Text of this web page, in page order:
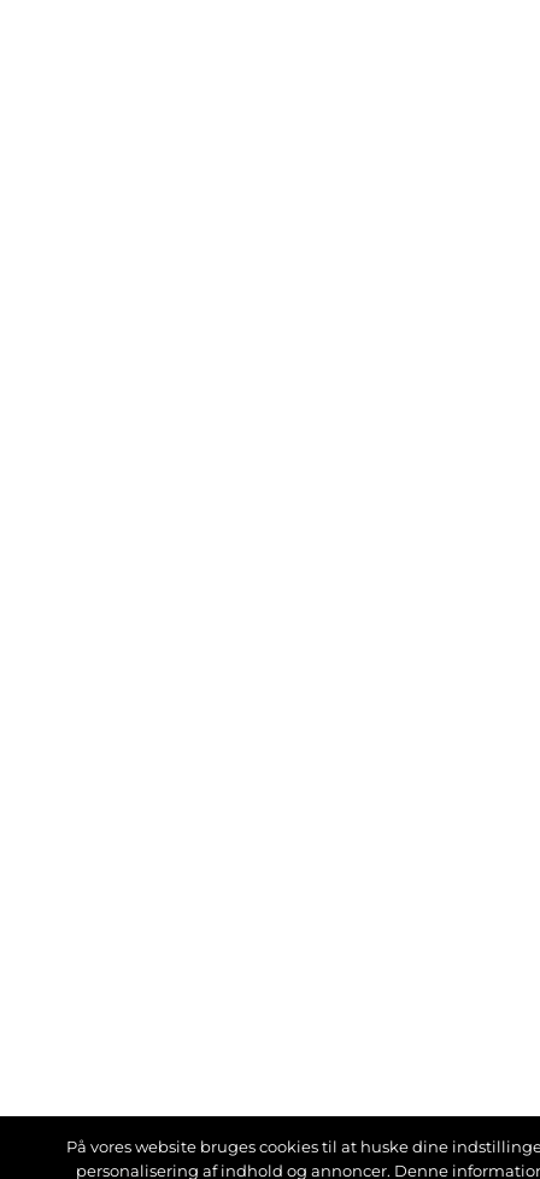
På vores website bruges cookies til at huske dine
personalisering af indhold og annoncer. Denne